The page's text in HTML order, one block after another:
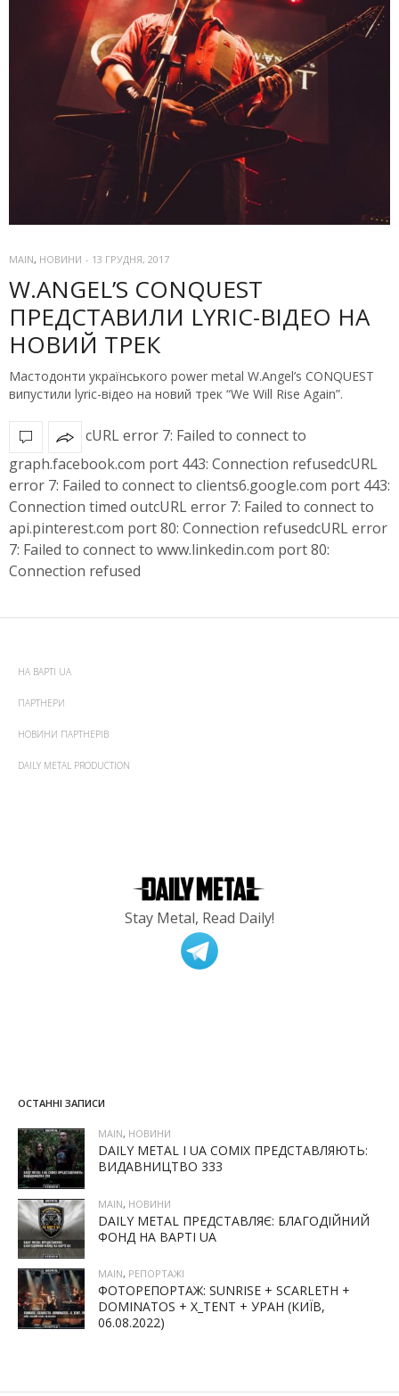
MAIN, НОВИНИ - 13 ГРУДНЯ, 2017
W.ANGEL’S CONQUEST
ПРЕДСТАВИЛИ LYRIC-ВІДЕО НА
НОВИЙ ТРЕК
Мастодонти українського power metal W.Angel’s CONQUEST
випустили lyric-відео на новий трек “We Will Rise Again”.
cURL error 7: Failed to connect to
graph.facebook.com port 443: Connection refusedcURL
error 7: Failed to connect to clients6.google.com port 443:
Connection timed outcURL error 7: Failed to connect to
api.pinterest.com port 80: Connection refusedcURL error
7: Failed to connect to www.linkedin.com port 80:
Connection refused
НА ВАРТІ UA
ПАРТНЕРИ
НОВИНИ ПАРТНЕРІВ
DAILY METAL PRODUCTION
Stay Metal, Read Daily!
ОСТАННІ ЗАПИСИ
MAIN, НОВИНИ
DAILY METAL І UA COMIX ПРЕДСТАВЛЯЮТЬ:
ВИДАВНИЦТВО 333
MAIN, НОВИНИ
DAILY METAL ПРЕДСТАВЛЯЄ: БЛАГОДІЙНИЙ
ФОНД НА ВАРТІ UA
MAIN, РЕПОРТАЖІ
ФОТОРЕПОРТАЖ: SUNRISE + SCARLETH +
DOMINATOS + X_TENT + УРАН (КИЇВ,
06.08.2022)